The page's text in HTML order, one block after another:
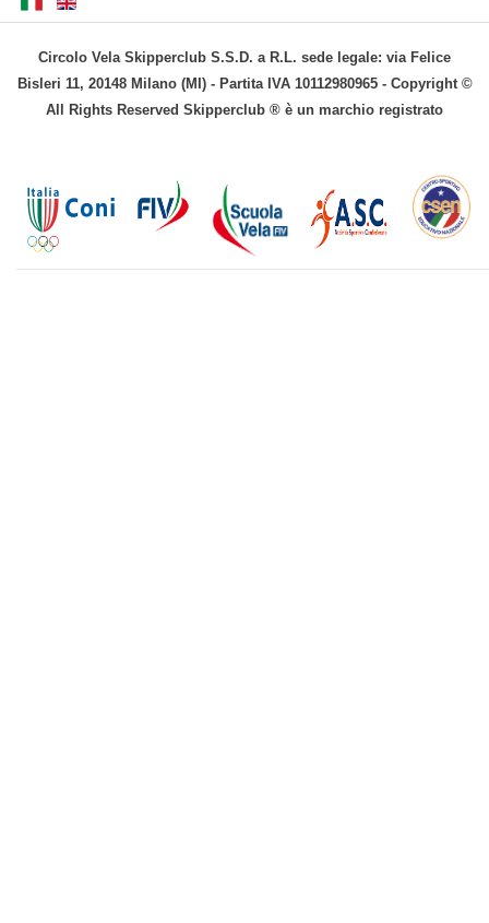
Circolo Vela Skipperclub S.S.D. a R.L. sede legale: via Felice
Bisleri 11, 20148 Milano (MI) - Partita IVA 10112980965 - Copyright ©
All Rights Reserved Skipperclub ® è un marchio registrato